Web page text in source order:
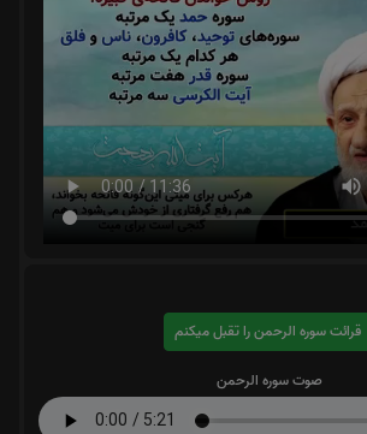
قرائت سوره الرحمن را تقبل میکنم
صوت سوره الرحمن